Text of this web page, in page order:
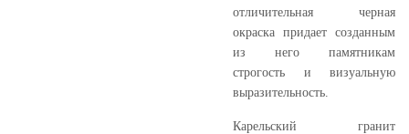
отличительная черная
окраска придает созданным
из него памятникам
строгость и визуальную
выразительность.
Карельский гранит